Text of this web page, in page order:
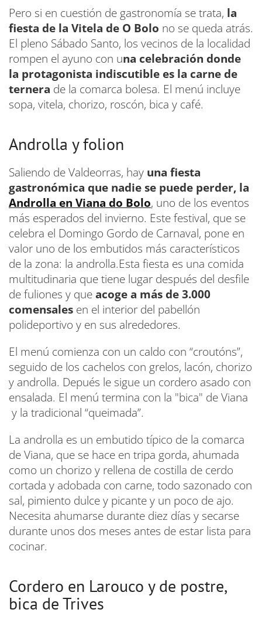
Pero si en cuestión de gastronomía se trata, la
fiesta de la Vitela de O Bolo no se queda atrás.
El pleno Sábado Santo, los vecinos de la localidad
rompen el ayuno con una celebración donde
la protagonista indiscutible es la carne de
ternera de la comarca bolesa. El menú incluye
sopa, vitela, chorizo, roscón, bica y café.
Androlla y folion
Saliendo de Valdeorras, hay una fiesta
gastronómica que nadie se puede perder, la
Androlla en Viana do Bolo, uno de los eventos
más esperados del invierno. Este festival, que se
celebra el Domingo Gordo de Carnaval, pone en
valor uno de los embutidos más característicos
de la zona: la androlla.Esta fiesta es una comida
multitudinaria que tiene lugar después del desfile
de fuliones y queacoge a más de 3.000
comensales en el interior del pabellón
polideportivo y en sus alrededores.
El menú comienza con un caldo con “croutóns”,
seguido de los cachelos con grelos, lacón, chorizo
y androlla. Depués le sigue un cordero asado con
ensalada. El menú termina con la "bica" de Viana
y la tradicional “queimada”.
La androlla es un embutido típico de la comarca
de Viana, que se hace en tripa gorda, ahumada
como un chorizo y rellena de costilla de cerdo
cortada y adobada con carne, todo sazonado con
sal, pimiento dulce y picante y un poco de ajo.
Necesita ahumarse durante diez días y secarse
durante unos dos meses antes de estar lista para
cocinar.
Cordero en Larouco y de postre,
bica de Trives